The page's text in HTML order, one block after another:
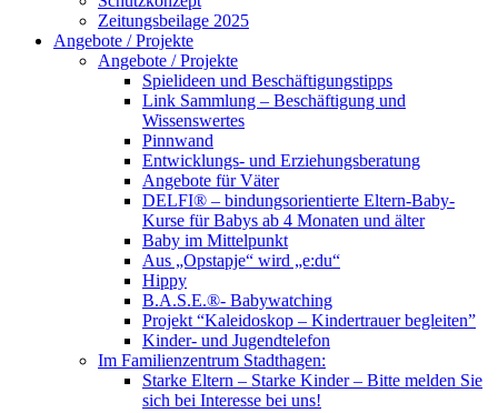
Zeitungsbeilage 2025
Angebote / Projekte
Angebote / Projekte
Spielideen und Beschäftigungstipps
Link Sammlung – Beschäftigung und
Wissenswertes
Pinnwand
Entwicklungs- und Erziehungsberatung
Angebote für Väter
DELFI® – bindungsorientierte Eltern-Baby-
Kurse für Babys ab 4 Monaten und älter
Baby im Mittelpunkt
Aus „Opstapje“ wird „e:du“
Hippy
B.A.S.E.®- Babywatching
Projekt “Kaleidoskop – Kindertrauer begleiten”
Kinder- und Jugendtelefon
Im Familienzentrum Stadthagen:
Starke Eltern – Starke Kinder – Bitte melden Sie
sich bei Interesse bei uns!